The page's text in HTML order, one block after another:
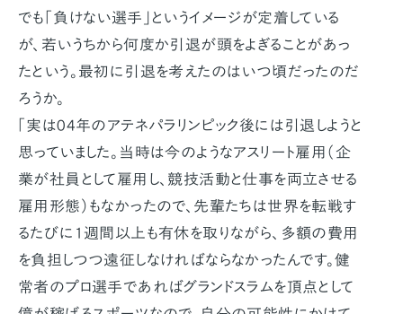
でも「負けない選手」というイメージが定着している
が、若いうちから何度か引退が頭をよぎることがあっ
たという。最初に引退を考えたのはいつ頃だったのだ
ろうか。
「実は04年のアテネパラリンピック後には引退しようと
思っていました。当時は今のようなアスリート雇用（企
業が社員として雇用し、競技活動と仕事を両立させる
雇用形態）もなかったので、先輩たちは世界を転戦す
るたびに1週間以上も有休を取りながら、多額の費用
を負担しつつ遠征しなければならなかったんです。健
常者のプロ選手であればグランドスラムを頂点として